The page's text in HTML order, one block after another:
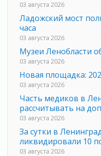
03 августа 2026
Ладожский мост
часа
03 августа 2026
Музеи Ленобласти
03 августа 2026
Новая площадка:
03 августа 2026
Часть медиков в
рассчитывать на
03 августа 2026
За сутки в
ликвидировали 10
03 августа 2026